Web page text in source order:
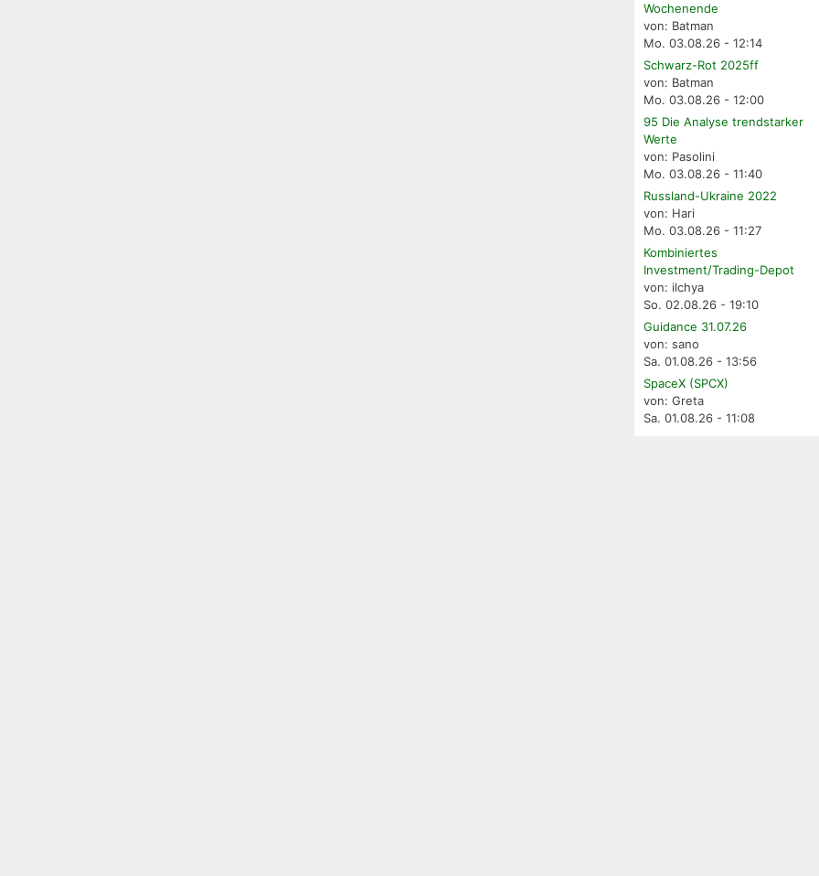
Wochenende
von: Batman
Mo. 03.08.26 - 12:14
Schwarz-Rot 2025ff
von: Batman
Mo. 03.08.26 - 12:00
95 Die Analyse trendstarker
Werte
von: Pasolini
Mo. 03.08.26 - 11:40
Russland-Ukraine 2022
von: Hari
Mo. 03.08.26 - 11:27
Kombiniertes
Investment/Trading-Depot
von: ilchya
So. 02.08.26 - 19:10
Guidance 31.07.26
von: sano
Sa. 01.08.26 - 13:56
SpaceX (SPCX)
von: Greta
Sa. 01.08.26 - 11:08